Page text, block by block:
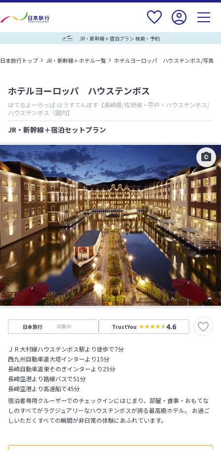
JR・新幹線＋宿泊プラン 検索・予約
日本旅行トップ JR・新幹線＋ホテル一覧 ホテルヨーロッパ ハウステンボス/写真
ホテルヨーロッパ ハウステンボス
ほてるよーろっぱ はうすてんぼす 【長崎県/佐世保・平戸・ハウステンボス/
ハウステンボス（園内】
JR・新幹線＋宿泊セットプラン
日本旅行 収集中 TrustYou 4.6
ＪＲ大村線ハウステンボス駅より徒歩で7分
西九州自動車道大塔インターより15分
長崎自動車道東そのぎインターより25分
長崎空港より路線バスで51分
長崎空港より高速船で45分
宿泊者専用クルーザーでのチェックインにはじまり、部屋・食事・おもてな
しのすべてがラグジュアリーなハウステンボスが誇る最高級ホテル。 お過ご
しいただくすべての瞬間が非日常の体験にあふれています。